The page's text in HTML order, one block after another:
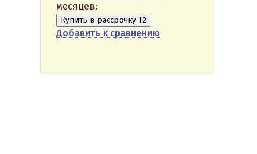
месяцев:
Купить в рассрочку 12
Добавить к сравнению